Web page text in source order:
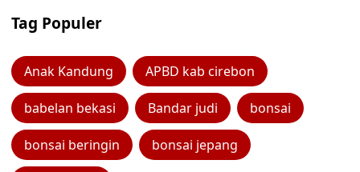
Tag Populer
Anak Kandung APBD kab cirebon
babelan bekasi Bandar judi bonsai
bonsai beringin bonsai jepang